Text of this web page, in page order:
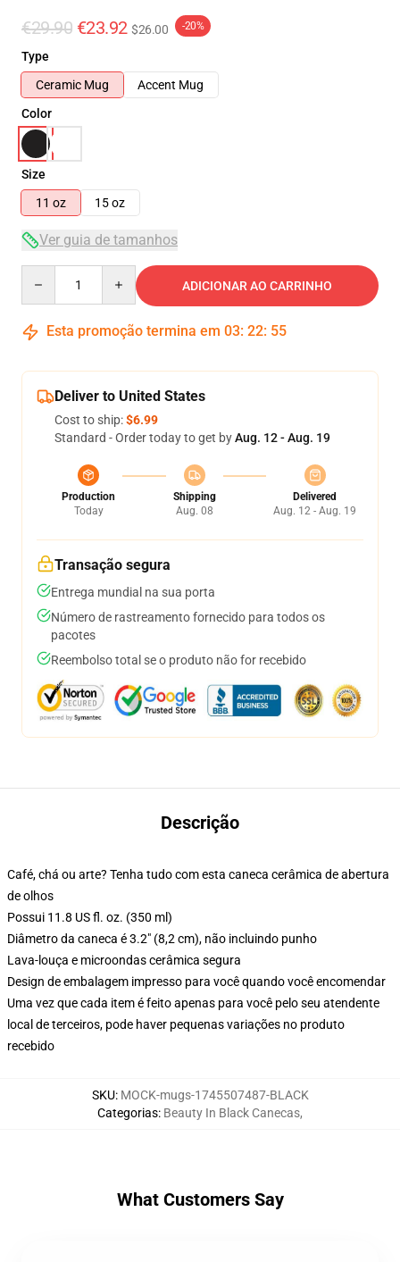
€29.90 €23.92 $26.00 -20%
Type
Ceramic Mug
Accent Mug
Color
Size
11 oz
15 oz
Ver guia de tamanhos
ADICIONAR AO CARRINHO
Esta promoção termina em 03: 22: 54
Deliver to United States
Cost to ship:$6.99
Standard - Order today to get byAug. 12 - Aug. 19
Production
Today
Shipping
Aug. 08
Delivered
Aug. 12 - Aug. 19
Transação segura
Entrega mundial na sua porta
Número de rastreamento fornecido para todos os
pacotes
Reembolso total se o produto não for recebido
Descrição
Café, chá ou arte? Tenha tudo com esta caneca cerâmica de abertura
de olhos
Possui 11.8 US fl. oz. (350 ml)
Diâmetro da caneca é 3.2" (8,2 cm), não incluindo punho
Lava-louça e microondas cerâmica segura
Design de embalagem impresso para você quando você encomendar
Uma vez que cada item é feito apenas para você pelo seu atendente
local de terceiros, pode haver pequenas variações no produto
recebido
SKU: MOCK-mugs-1745507487-BLACK
Categorias: Beauty In Black Canecas,
What Customers Say